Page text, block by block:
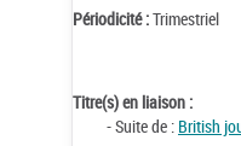
Périodicité :Trimestriel
Titre(s) en liaison :
- Suite de : British